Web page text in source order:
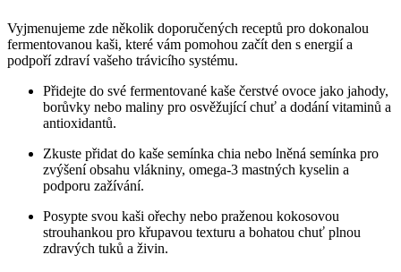
Vyjmenujeme zde několik doporučených receptů pro dokonalou
fermentovanou kaši, které vám pomohou začít den s energií a
podpoří zdraví vašeho trávicího systému.
Přidejte do své fermentované kaše čerstvé ovoce jako jahody,
borůvky nebo maliny pro osvěžující chuť a dodání vitaminů a
antioxidantů.
Zkuste přidat do kaše semínka chia nebo lněná semínka pro
zvýšení obsahu vlákniny, omega-3 mastných kyselin a
podporu zažívání.
Posypte svou kaši ořechy nebo praženou kokosovou
strouhankou pro křupavou texturu a bohatou chuť plnou
zdravých tuků a živin.